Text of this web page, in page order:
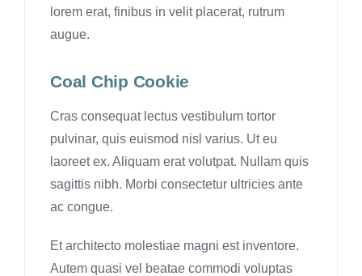
lorem erat, finibus in velit placerat, rutrum
augue.
Coal Chip Cookie
Cras consequat lectus vestibulum tortor
pulvinar, quis euismod nisl varius. Ut eu
laoreet ex. Aliquam erat volutpat. Nullam quis
sagittis nibh. Morbi consectetur ultricies ante
ac congue.
Et architecto molestiae magni est inventore.
Autem quasi vel beatae commodi voluptas